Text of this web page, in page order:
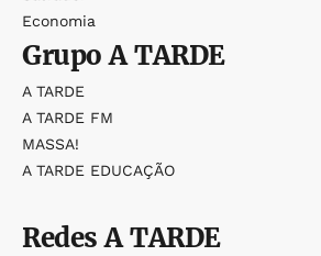
Economia
GrupoA TARDE
A TARDE
A TARDE FM
MASSA!
A TARDE EDUCAÇÃO
RedesA TARDE